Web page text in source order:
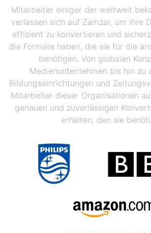
Mitarbeiter einiger der weltweit
verlassen sich auf Zamzar, um ihre
effizient zu konvertieren und
die Formate haben, die sie für die
benötigen. Von globalen
Medienunternehmen bis hin zu
Bildungseinrichtungen und
Mitarbeiter dieser Organisationen
genauen und zuverlässigen
erhalten, den sie